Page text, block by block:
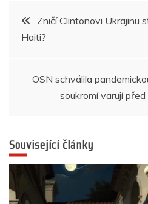
o
o
p g n
Navigace
pro
příspěvek
Zničí Clintonovi Ukrajinu
Haiti?
OSN schválila
soukromí varují před
Související články